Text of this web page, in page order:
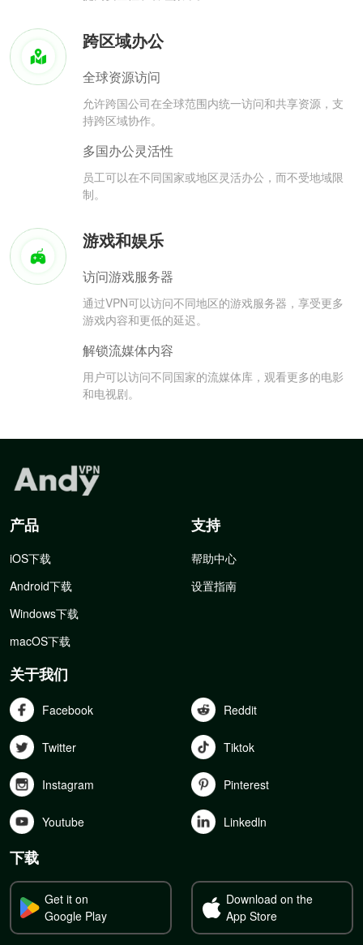
跨区域办公
全球资源访问
允许跨国公司在全球范围内统一访问和共享资源，支
持跨区域协作。
多国办公灵活性
员工可以在不同国家或地区灵活办公，而不受地域限
制。
游戏和娱乐
访问游戏服务器
通过VPN可以访问不同地区的游戏服务器，享受更多
游戏内容和更低的延迟。
解锁流媒体内容
用户可以访问不同国家的流媒体库，观看更多的电影
和电视剧。
产品
iOS下载
Android下载
Windows下载
macOS下载
支持
帮助中心
设置指南
关于我们
Facebook Reddit
Twitter Tiktok
Instagram Pinterest
Youtube Linkedln
下载
Get it on
Google Play
Download on the
App Store